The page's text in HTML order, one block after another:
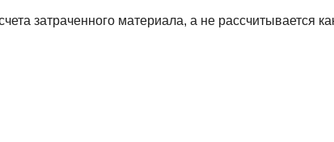
затраченного материала, а не рассчитывается